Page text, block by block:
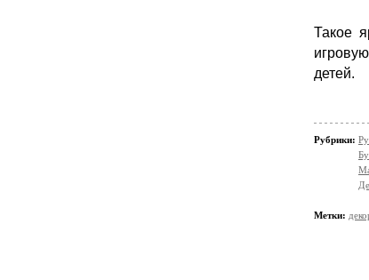
Такое
детей.
Рубрики:
Метки: